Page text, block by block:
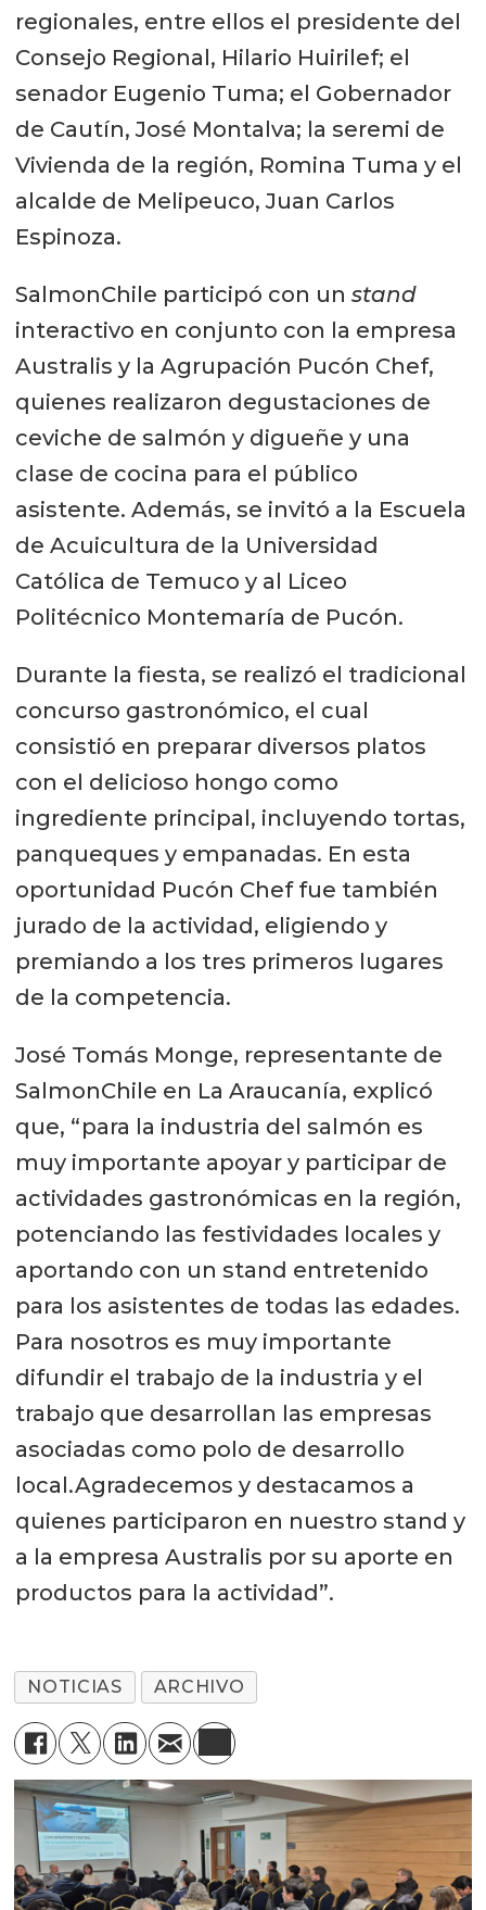
regionales, entre ellos el presidente del
Consejo Regional, Hilario Huirilef; el
senador Eugenio Tuma; el Gobernador
de Cautín, José Montalva; la seremi de
Vivienda de la región, Romina Tuma y el
alcalde de Melipeuco, Juan Carlos
Espinoza.
SalmonChile participó con un stand
interactivo en conjunto con la empresa
Australis y la Agrupación Pucón Chef,
quienes realizaron degustaciones de
ceviche de salmón y digueñe y una
clase de cocina para el público
asistente. Además, se invitó a la Escuela
de Acuicultura de la Universidad
Católica de Temuco y al Liceo
Politécnico Montemaría de Pucón.
Durante la fiesta, se realizó el tradicional
concurso gastronómico, el cual
consistió en preparar diversos platos
con el delicioso hongo como
ingrediente principal, incluyendo tortas,
panqueques y empanadas. En esta
oportunidad Pucón Chef fue también
jurado de la actividad, eligiendo y
premiando a los tres primeros lugares
de la competencia.
José Tomás Monge, representante de
SalmonChile en La Araucanía, explicó
que, “para la industria del salmón es
muy importante apoyar y participar de
actividades gastronómicas en la región,
potenciando las festividades locales y
aportando con un stand entretenido
para los asistentes de todas las edades.
Para nosotros es muy importante
difundir el trabajo de la industria y el
trabajo que desarrollan las empresas
asociadas como polo de desarrollo
local.Agradecemos y destacamos a
quienes participaron en nuestro stand y
a la empresa Australis por su aporte en
productos para la actividad”.
NOTICIAS ARCHIVO